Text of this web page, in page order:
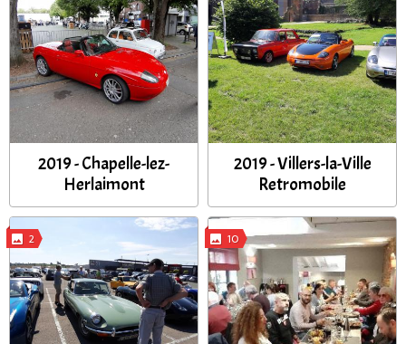
2019 - Chapelle-lez-
Herlaimont
2019 - Villers-la-Ville
Retromobile
2 10